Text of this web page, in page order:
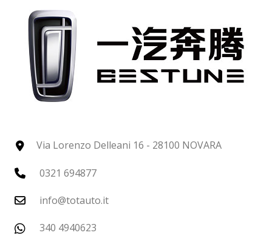
Via Lorenzo Delleani 16 - 28100 NOVARA
0321 694877
info@totauto.it
340 4940623